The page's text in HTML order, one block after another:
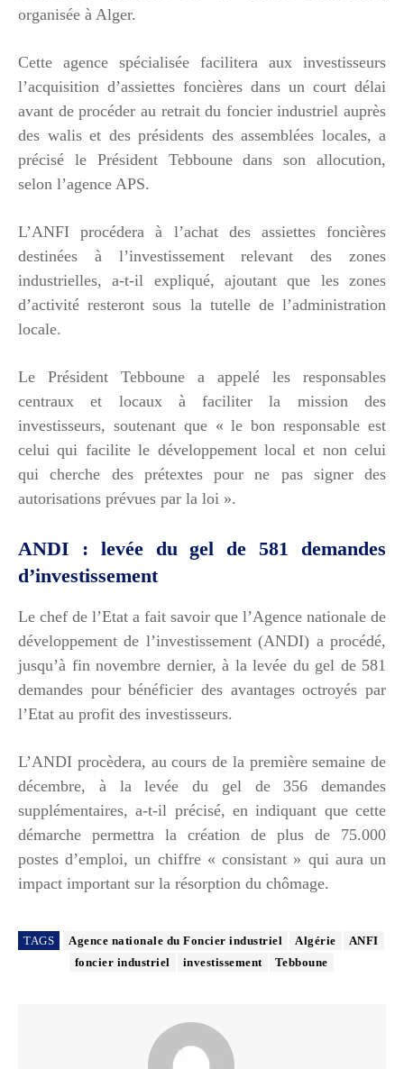
organisée à Alger.
Cette agence spécialisée facilitera aux investisseurs
l’acquisition d’assiettes foncières dans un court délai
avant de procéder au retrait du foncier industriel auprès
des walis et des présidents des assemblées locales, a
précisé le Président Tebboune dans son allocution,
selon l’agence APS.
L’ANFI procédera à l’achat des assiettes foncières
destinées à l’investissement relevant des zones
industrielles, a-t-il expliqué, ajoutant que les zones
d’activité resteront sous la tutelle de l’administration
locale.
Le Président Tebboune a appelé les responsables
centraux et locaux à faciliter la mission des
investisseurs, soutenant que « le bon responsable est
celui qui facilite le développement local et non celui
qui cherche des prétextes pour ne pas signer des
autorisations prévues par la loi ».
ANDI : levée du gel de 581 demandes
d’investissement
Le chef de l’Etat a fait savoir que l’Agence nationale de
développement de l’investissement (ANDI) a procédé,
jusqu’à fin novembre dernier, à la levée du gel de 581
demandes pour bénéficier des avantages octroyés par
l’Etat au profit des investisseurs.
L’ANDI procèdera, au cours de la première semaine de
décembre, à la levée du gel de 356 demandes
supplémentaires, a-t-il précisé, en indiquant que cette
démarche permettra la création de plus de 75.000
postes d’emploi, un chiffre « consistant » qui aura un
impact important sur la résorption du chômage.
TAGS Agence nationale du Foncier industriel Algérie
ANFI
foncier industriel
investissement Tebboune